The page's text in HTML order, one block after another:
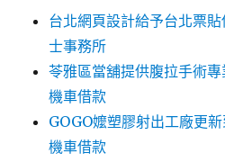
台北網頁設計給予台北票
士事務所
苓雅區當舖提供腹拉手術
機車借款
GOGO嬤塑膠射出工廠更
機車借款